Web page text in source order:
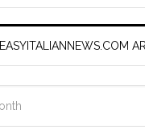
EASYITALIANNEWS.COM